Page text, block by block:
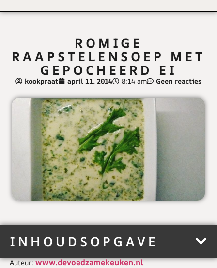
ROMIGE
RAAPSTELENSOEP MET
GEPOCHEERD EI
kookpraat april 11, 2014 8:14 am Geen reacties
INHOUDSOPGAVE
Auteur:www.devoedzamekeuken.nl